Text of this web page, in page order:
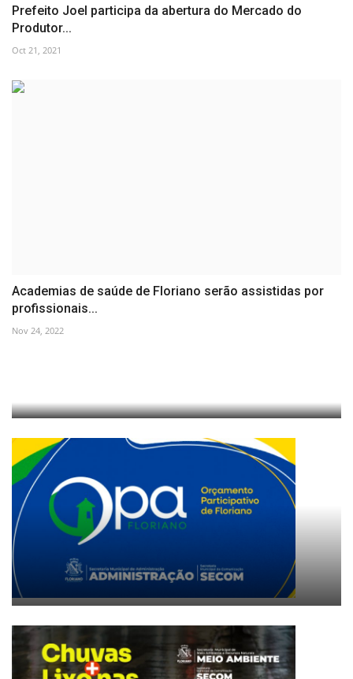
Prefeito Joel participa da abertura do Mercado do
Produtor...
Oct 21, 2021
Academias de saúde de Floriano serão assistidas por
profissionais...
Nov 24, 2022